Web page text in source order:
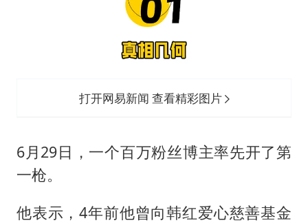
打开网易新闻 查看精彩图片
6月29日，一个百万粉丝博主率先开了第
一枪。
他表示，4年前他曾向韩红爱心慈善基金